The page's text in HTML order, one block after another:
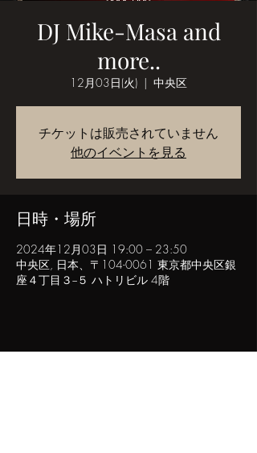
DJ Mike-Masa and
more..
12月03日(火)
  |
中央区
チケットは販売されていません
他のイベントを見る
日時・場所
2024年12月03日 19:00 – 23:50
中央区, 日本、〒104-0061 東京都中央区銀
座４丁目３−５ ハトリビル 4階